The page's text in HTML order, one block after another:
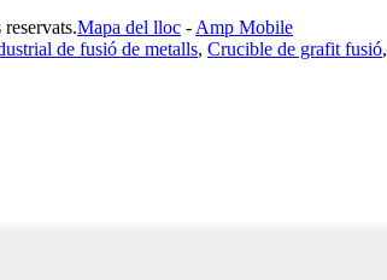
Mapa del lloc - Amp Mobile
de fusió de metalls, Crucible de grafit fusió,